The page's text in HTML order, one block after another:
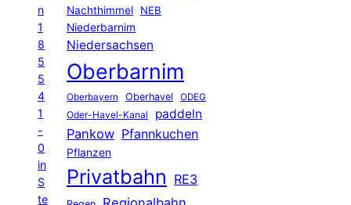
n
1
8
5
5
4
1
-
0
in
S
te
Nachthimmel
NEB
Niederbarnim
Niedersachsen
Oberbarnim
Oberbayern Oberhavel ODEG
Oder-Havel-Kanal paddeln
Pankow Pfannkuchen
Pflanzen
Privatbahn RE3